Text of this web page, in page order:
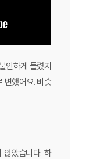
안하게 들렸지
변했어요. 비슷
않았습니다. 하